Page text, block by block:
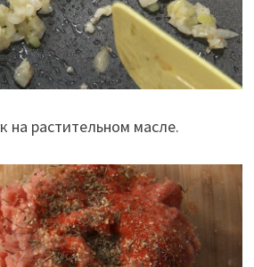
на растительном масле.